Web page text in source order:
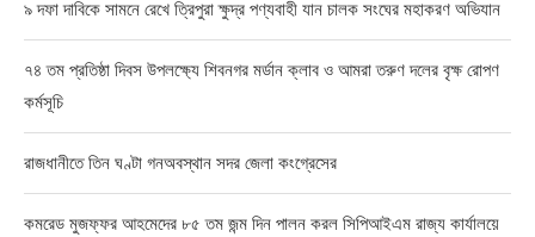
৯ দফা দাবিকে সামনে রেখে ত্রিপুরা ক্ষুদ্র পণ্যবাহী যান চালক সংঘের মহাকরণ অভিযান
৭৪ তম প্রতিষ্ঠা দিবস উপলক্ষ্যে শিবনগর মর্ডান ক্লাব ও আমরা তরুণ দলের বৃক্ষ রোপণ
কর্মসূচি
রাজধানীতে তিন ঘণ্টা গনঅবস্থান সদর জেলা কংগ্রেসের
কমরেড মুজফ্ফর আহমেদের ৮৫ তম জন্ম দিন পালন করল সিপিআইএম রাজ্য কার্যালয়ে